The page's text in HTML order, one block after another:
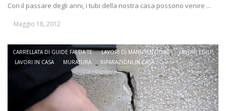
Con il passare degli anni, i tubi della nostra casa possono venire ...
Maggio 18, 2012
CARRELLATA DI GUIDE FAI DA TE LAVORI DI MANUTENZIONE
LAVORI EDILI
LAVORI IN CASA
MURATURA RIPARAZIONI IN CASA